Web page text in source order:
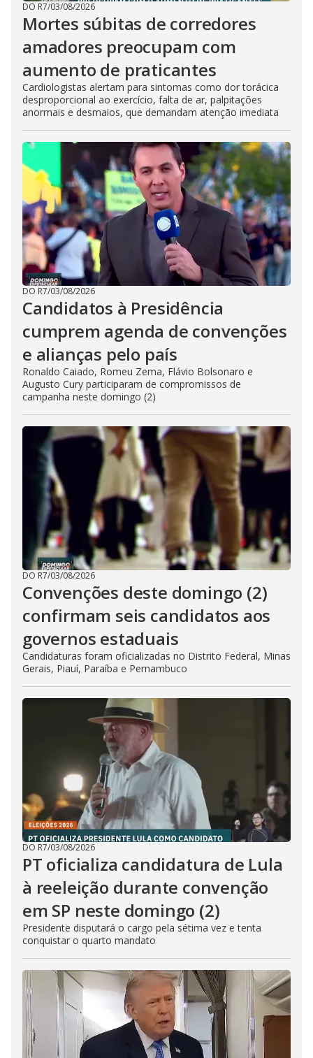
DO R7/03/08/2026
Mortes súbitas de corredores
amadores preocupam com
aumento de praticantes
Cardiologistas alertam para sintomas como dor torácica
desproporcional ao exercício, falta de ar, palpitações
anormais e desmaios, que demandam atenção imediata
DO R7/03/08/2026
Candidatos à Presidência
cumprem agenda de convenções
e alianças pelo país
Ronaldo Caiado, Romeu Zema, Flávio Bolsonaro e
Augusto Cury participaram de compromissos de
campanha neste domingo (2)
DO R7/03/08/2026
Convenções deste domingo (2)
confirmam seis candidatos aos
governos estaduais
Candidaturas foram oficializadas no Distrito Federal, Minas
Gerais, Piauí, Paraíba e Pernambuco
DO R7/03/08/2026
PT oficializa candidatura de Lula
à reeleição durante convenção
em SP neste domingo (2)
Presidente disputará o cargo pela sétima vez e tenta
conquistar o quarto mandato